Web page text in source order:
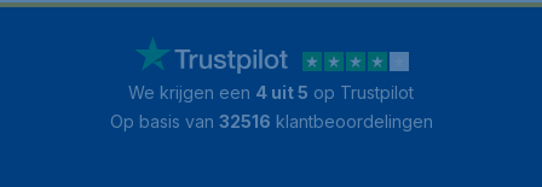
We krijgen een 4 uit 5 op Trustpilot
Op basis van 32516 klantbeoordelingen